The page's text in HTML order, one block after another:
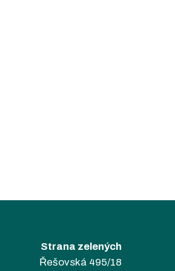
Strana zelených
Řešovská 495/18